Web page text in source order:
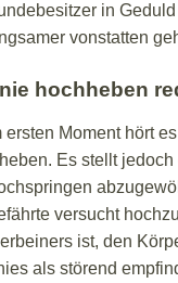
in
vonstatten
hochheben
ersten Moment hört
Es stellt
versucht
ist, den
als störend